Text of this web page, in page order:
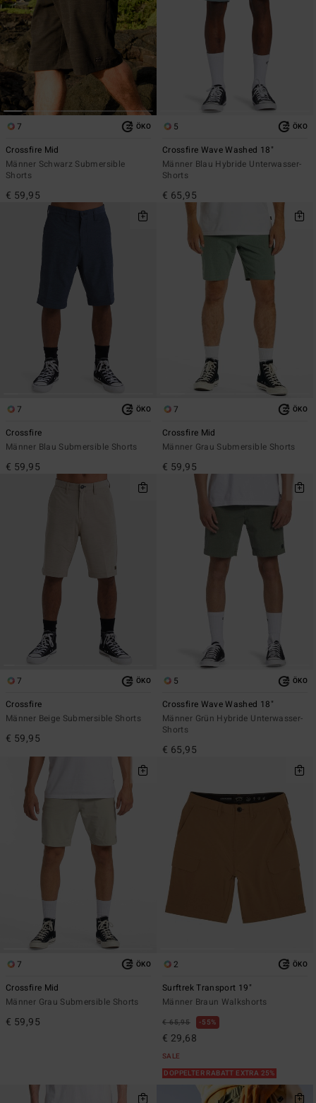
7 ÖKO
Crossfire Mid
Männer Schwarz Submersible
Shorts
€ 59,95
5 ÖKO
Crossfire Wave Washed 18"
Männer Blau Hybride Unterwasser-
Shorts
€ 65,95
7 ÖKO
Crossfire
Männer Blau Submersible Shorts
€ 59,95
7 ÖKO
Crossfire Mid
Männer Grau Submersible Shorts
€ 59,95
7 ÖKO
Crossfire
Männer Beige Submersible Shorts
€ 59,95
5 ÖKO
Crossfire Wave Washed 18"
Männer Grün Hybride Unterwasser-
Shorts
€ 65,95
7 ÖKO
Crossfire Mid
Männer Grau Submersible Shorts
€ 59,95
2 ÖKO
Surftrek Transport 19"
Männer Braun Walkshorts
€ 65,95 55%
€ 29,68
SALE
DOPPELTER RABATT EXTRA 25%